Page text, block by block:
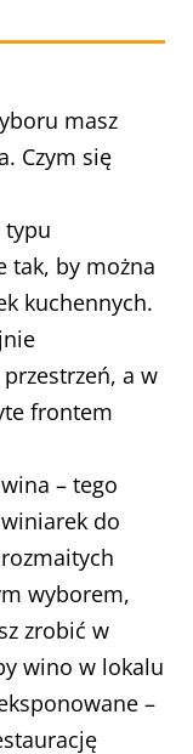
masz
Czym się
typu
tak, by można
kuchennych.
a w
frontem
– tego
do
wyborem,
zrobić w
wino w lokalu
–